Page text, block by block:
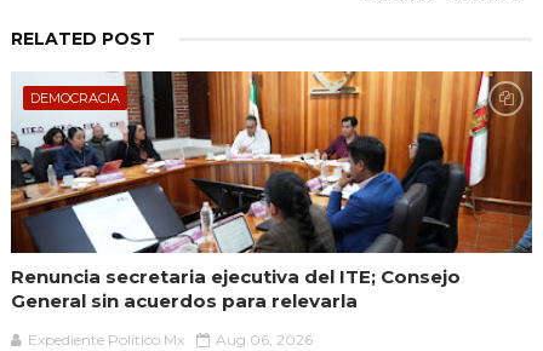
RELATED POST
DEMOCRACIA
Renuncia secretaria ejecutiva del ITE; Consejo
General sin acuerdos para relevarla
Expediente Político.Mx Aug 06, 2026